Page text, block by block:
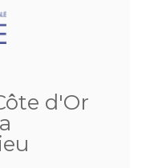
d'Or